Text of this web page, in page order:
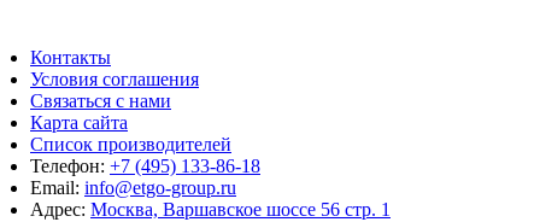
Контакты
Условия соглашения
Связаться с нами
Карта сайта
Список производителей
Телефон: +7 (495) 133-86-18
Email: info@etgo-group.ru
Адрес: Москва, Варшавское шоссе 56 стр. 1